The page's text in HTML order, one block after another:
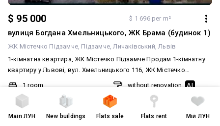
$ 95 000 $ 1 696 per m²
вулиця Богдана Хмельницького, ЖК Брама (будинок 1)
ЖК Містечко Підзамче Підзамче Личаківський Львів
1-кімнатна квартира, ЖК Містечко Підзамче Продам 1-кімнатну
квартиру у Львові, вул. Хмельницького 116, ЖК Містечко
Підзамче. Квартира житлова (не апартаменти), можна
– 4/4 • Будинок зданий в експлуатацію, є право власності Зручне
розташування – поруч вся інфраструктура: магазини, транспорт,
1 room
m²
4 of 8
without renovation AI
cast-in-place concrete frame
2025
MainЛУН New buildings Flats sale Flats rent Мій ЛУН